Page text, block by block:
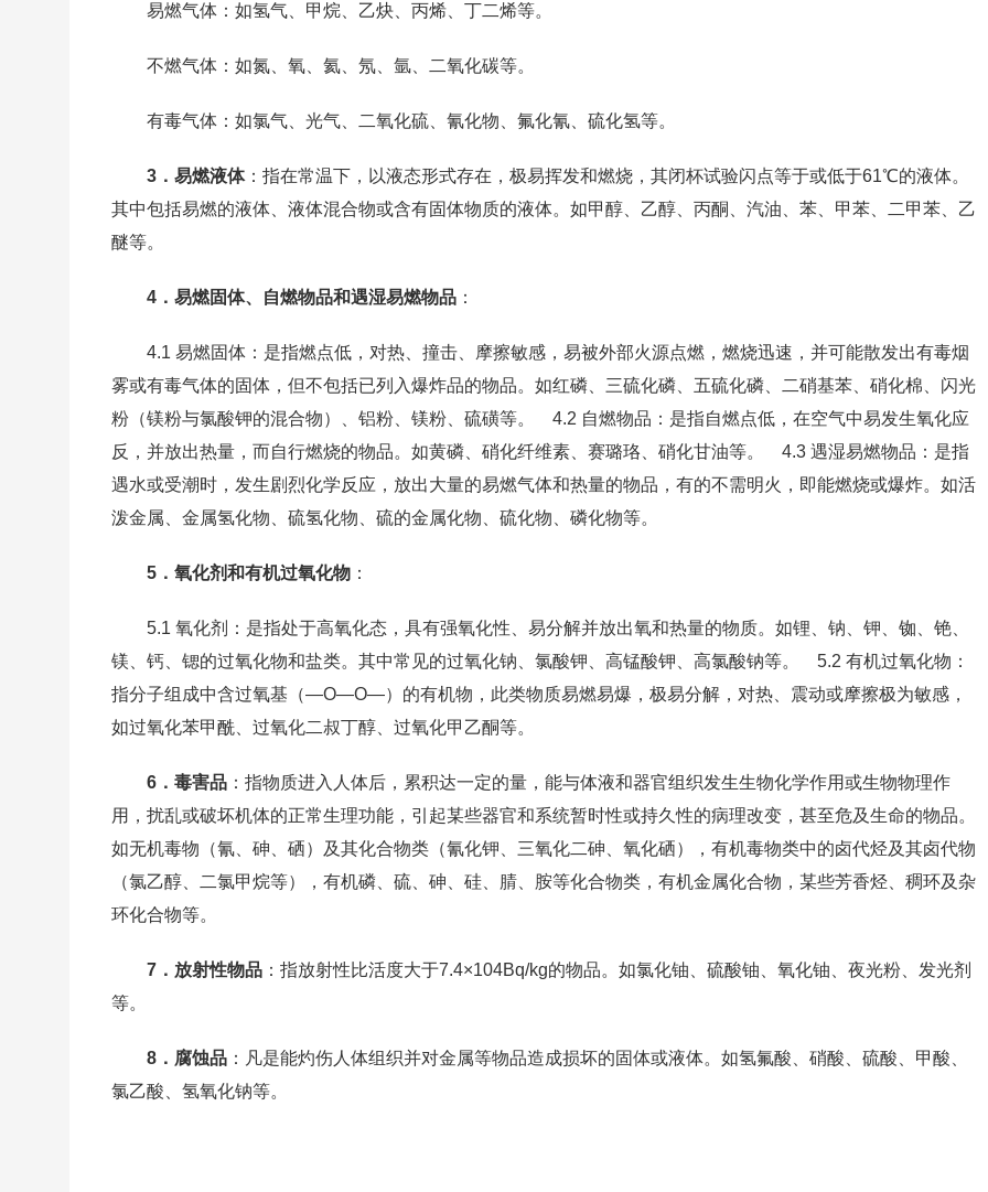
易燃气体：如氢气、甲烷、乙炔、丙烯、丁二烯等。
不燃气体：如氮、氧、氦、氖、氩、二氧化碳等。
有毒气体：如氯气、光气、二氧化硫、氰化物、氟化氰、硫化氢等。
3．易燃液体：指在常温下，以液态形式存在，极易挥发和燃烧，其闭杯试验闪点等于或低于61℃的液体。
其中包括易燃的液体、液体混合物或含有固体物质的液体。如甲醇、乙醇、丙酮、汽油、苯、甲苯、二甲苯、乙
醚等。
4．易燃固体、自燃物品和遇湿易燃物品 ：
4.1 易燃固体：是指燃点低，对热、撞击、摩擦敏感，易被外部火源点燃，燃烧迅速，并可能散发出有毒烟
雾或有毒气体的固体，但不包括已列入爆炸品的物品。如红磷、三硫化磷、五硫化磷、二硝基苯、硝化棉、闪光
粉（镁粉与氯酸钾的混合物）、铝粉、镁粉、硫磺等。 4.2 自燃物品：是指自燃点低，在空气中易发生氧化应
反，并放出热量，而自行燃烧的物品。如黄磷、硝化纤维素、赛璐珞、硝化甘油等。 4.3 遇湿易燃物品：是指
遇水或受潮时，发生剧烈化学反应，放出大量的易燃气体和热量的物品，有的不需明火，即能燃烧或爆炸。如活
泼金属、金属氢化物、硫氢化物、硫的金属化物、硫化物、磷化物等。
5．氧化剂和有机过氧化物 ：
5.1 氧化剂：是指处于高氧化态，具有强氧化性、易分解并放出氧和热量的物质。如锂、钠、钾、铷、铯、
镁、钙、锶的过氧化物和盐类。其中常见的过氧化钠、氯酸钾、高锰酸钾、高氯酸钠等。 5.2 有机过氧化物：
指分子组成中含过氧基（—O—O—）的有机物，此类物质易燃易爆，极易分解，对热、震动或摩擦极为敏感，
如过氧化苯甲酰、过氧化二叔丁醇、过氧化甲乙酮等。
6．毒害品 ：指物质进入人体后，累积达一定的量，能与体液和器官组织发生生物化学作用或生物物理作
用，扰乱或破坏机体的正常生理功能，引起某些器官和系统暂时性或持久性的病理改变，甚至危及生命的物品。
如无机毒物（氰、砷、硒）及其化合物类（氰化钾、三氧化二砷、氧化硒），有机毒物类中的卤代烃及其卤代物
（氯乙醇、二氯甲烷等），有机磷、硫、砷、硅、腈、胺等化合物类，有机金属化合物，某些芳香烃、稠环及杂
环化合物等。
7．放射性物品 ：指放射性比活度大于7.4×104Bq/kg的物品。如氯化铀、硫酸铀、氧化铀、夜光粉、发光剂
等。
8．腐蚀品 ：凡是能灼伤人体组织并对金属等物品造成损坏的固体或液体。如氢氟酸、硝酸、硫酸、甲酸、
氯乙酸、氢氧化钠等。